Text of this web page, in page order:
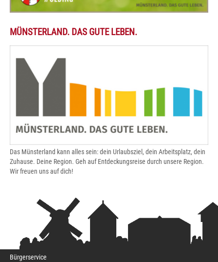
MÜNSTERLAND. DAS GUTE LEBEN.
Das Münsterland kann alles sein: dein Urlaubsziel, dein Arbeitsplatz, dein
Zuhause. Deine Region. Geh auf Entdeckungsreise durch unsere Region.
Wir freuen uns auf dich!
Bürgerservice